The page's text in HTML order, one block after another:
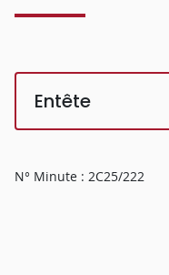
Entête
N° Minute : 2C25/222